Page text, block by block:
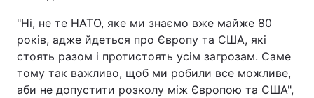
"Ні, не те НАТО, яке ми знаємо вже майже 80
років, адже йдеться про Європу та США, які
стоять разом і протистоять усім загрозам. Саме
тому так важливо, щоб ми робили все можливе,
аби не допустити розколу між Європою та США",